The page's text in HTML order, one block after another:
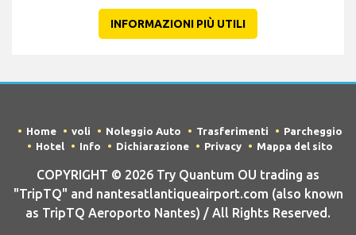
INFORMAZIONI PIÙ UTILI
Home voli Noleggio Auto Trasferimenti
Parcheggio
Hotel
Info Dichiarazione Privacy Mappa del sito
COPYRIGHT © 2026 Try Quantum OU trading as
"TripTQ" and nantesatlantiqueairport.com (also known
as TripTQ Aeroporto Nantes) / All Rights Reserved.